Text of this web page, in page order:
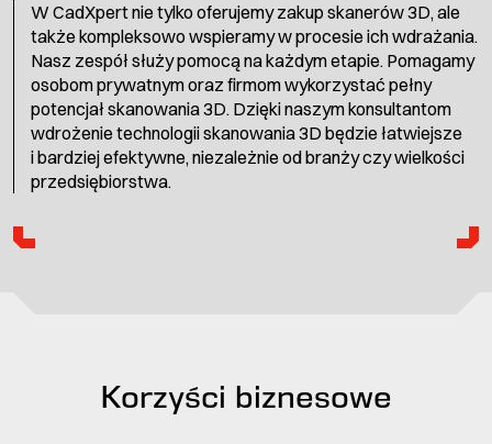
W CadXpert nie tylko oferujemy zakup skanerów 3D, ale
także kompleksowo wspieramy w procesie ich wdrażania.
Nasz zespół służy pomocą na każdym etapie. Pomagamy
osobom prywatnym oraz firmom wykorzystać pełny
potencjał skanowania 3D. Dzięki naszym konsultantom
wdrożenie technologii skanowania 3D będzie łatwiejsze
i bardziej efektywne, niezależnie od branży czy wielkości
przedsiębiorstwa.
Korzyści biznesowe